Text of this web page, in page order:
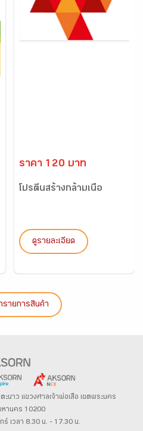
ราคา 120 บาท
โปรตีนสร้างกล้ามเนื้อ
ดูรายละเอียด
รายการสินค้า
ะนาว แขวงศาลเจ้าพ่อเสือ เขตพระนคร
หานคร 10200
ร์ เวลา 8.30 น. – 17.30 น.